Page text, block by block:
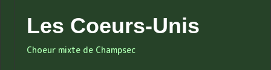
Les Coeurs-Unis
Choeur mixte de Champsec